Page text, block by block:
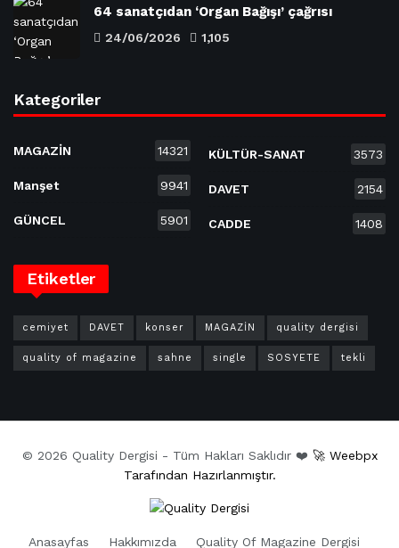
64 sanatçıdan ‘Organ Bağışı’ çağrısı
24/06/2026 1,105
Kategoriler
MAGAZİN 14321
Manşet 9941
GÜNCEL 5901
KÜLTÜR-SANAT 3573
DAVET 2154
CADDE 1408
Etiketler
cemiyet DAVET konser MAGAZİN quality dergisi
quality of magazine sahne single SOSYETE tekli
© 2026 Quality Dergisi - Tüm Hakları Saklıdır ❤️ 🚀 Weebpx
Tarafından Hazırlanmıştır.
Anasayfas Hakkımızda Quality Of Magazine Dergisi